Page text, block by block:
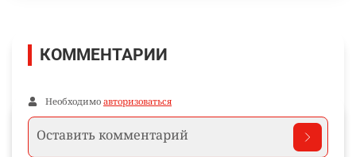
КОММЕНТАРИИ
Необходимо авторизоваться